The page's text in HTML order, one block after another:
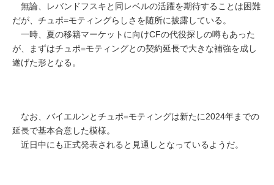
無論、レバンドフスキと同レベルの活躍を期待することは困難
だが、チュポ=モティングらしさを随所に披露している。
一時、夏の移籍マーケットに向けCFの代役探しの噂もあった
が、まずはチュポ=モティングとの契約延長で大きな補強を成し
遂げた形となる。
なお、バイエルンとチュポ=モティングは新たに2024年までの
延長で基本合意した模様。
近日中にも正式発表されると見通しとなっているようだ。